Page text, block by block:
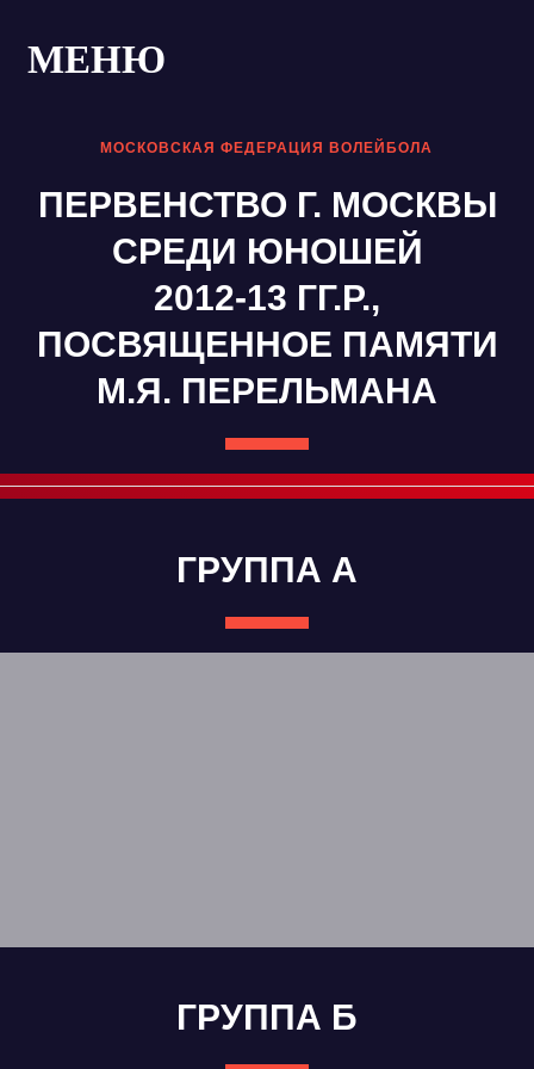
МЕНЮ
МОСКОВСКАЯ ФЕДЕРАЦИЯ ВОЛЕЙБОЛА
ПЕРВЕНСТВО Г. МОСКВЫ
СРЕДИ ЮНОШЕЙ
2012-13 ГГ.Р.,
ПОСВЯЩЕННОЕ ПАМЯТИ
М.Я. ПЕРЕЛЬМАНА
ГРУППА А
ГРУППА Б